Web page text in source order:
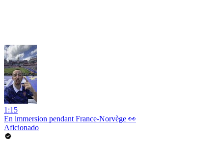
1:15
En immersion pendant France-Norvège 👀
Aficionado